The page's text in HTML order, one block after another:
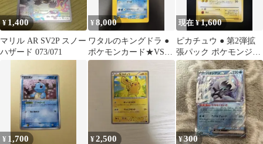
¥1,400
マリル AR SV2P スノー
ハザード 073/071
¥8,000
ワタルのキングドラ ●
ポケモンカード★VS
102/141
現在 ¥1,600
ピカチュウ ● 第2弾拡
張パック ポケモンジャ
ングル
¥ 1,700 ¥2,500 ¥300